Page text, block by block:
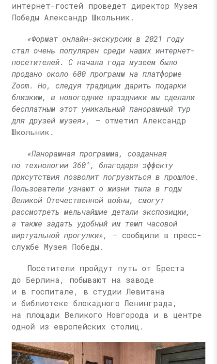
интернет-гостей проведет директор Музея
Победы Александр Школьник.
«Формат онлайн-экскурсии в 2021 году
стал очень популярен среди наших интернет-
посетителей. С начала года музеем было
продано около 600 программ на платформе
Zoom. Но, следуя традиции дарить подарки
близким, в новогодние праздники мы сделали
бесплатным этот уникальный панорамный тур
для друзей музея», — отметил Александр
Школьник.
«Панорамная программа, созданная
по технологии 360°, благодаря эффекту
присутствия позволит погрузиться в прошлое.
Пользователи узнают о жизни тыла в годы
Великой Отечественной войны, смогут
рассмотреть мельчайшие детали экспозиции,
а также задать удобный им темп часовой
виртуальной прогулки»,
— сообщили в пресс-
службе Музея Победы.
Посетители пройдут путь от Бреста
до Берлина, побывают на заводе
и в госпитале, в студии Левитана
и библиотеке блокадного Ленинграда,
на площади Великого Новгорода и в центре
одной из европейских столиц.